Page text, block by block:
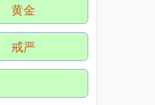
黄金
戒严